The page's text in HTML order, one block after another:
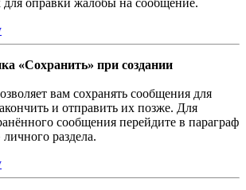
«Сохранить» при создании
вам сохранять сообщения для
и отправить их позже. Для
сообщения перейдите в параграф
раздела.